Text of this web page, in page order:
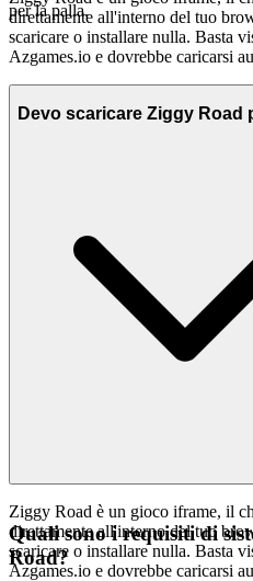
per la palla.
direttamente all'interno del tuo
scaricare o installare nulla. Basta
Azgames.io e dovrebbe caricarsi
Devo scaricare Ziggy Road
Ziggy Road è un gioco iframe, il
direttamente all'interno del tuo
scaricare o installare nulla. Basta
Azgames.io e dovrebbe caricarsi
Quali sono i requisiti di
Road?